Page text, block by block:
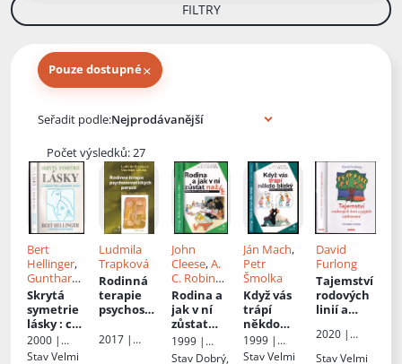
FILTRY
Pouze dostupné×
Seřadit podle:
Počet výsledků: 27
Bert
Hellinger,
Gunthard
Weber,
Hunter
Beaumont
Př.Jan
Brázda
Skrytá
symetrie
lásky: co
podporuj
e lásku v
2000 |
Pragma
StavVelmi
Ludmila
Trapková
Rodinná
terapie
psychoso
h poruch
2017 |
John
Cleese,A.
C. Robin
Skynner ,
Př.Kristina
Černá,Jan
Černý
Rodina a
jak v ní
zůstat
naživu
Zábavné
1999 |
Portál
Stav Dobrý,
Ján Mach,
Petr
Šmolka
Když vás
trápí
někdo
blízký
1999 |
Portál
StavVelmi
David
Furlong
Tajemství
rodových
linií a
uzdravení
: techniky
2020 |
ESOTERA,
StavVelmi